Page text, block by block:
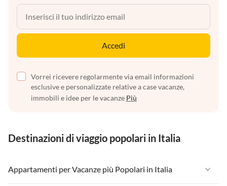
Accedi
Vorrei ricevere regolarmente via email informazioni
esclusive e personalizzate relative a case vacanze,
immobili e idee per le vacanze Più
Destinazioni di viaggio popolari in Italia
Appartamenti per Vacanze più Popolari in Italia